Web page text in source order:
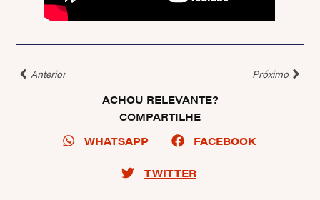
Anterior
Próximo
ACHOU RELEVANTE?
COMPARTILHE
WHATSAPP
FACEBOOK
TWITTER